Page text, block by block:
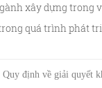
xây dựng
quá trình phát
Quy định về giải quyết